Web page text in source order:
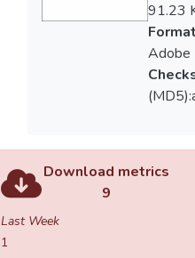
91.23
Format
Adobe
Download metrics
9
Last Week
1